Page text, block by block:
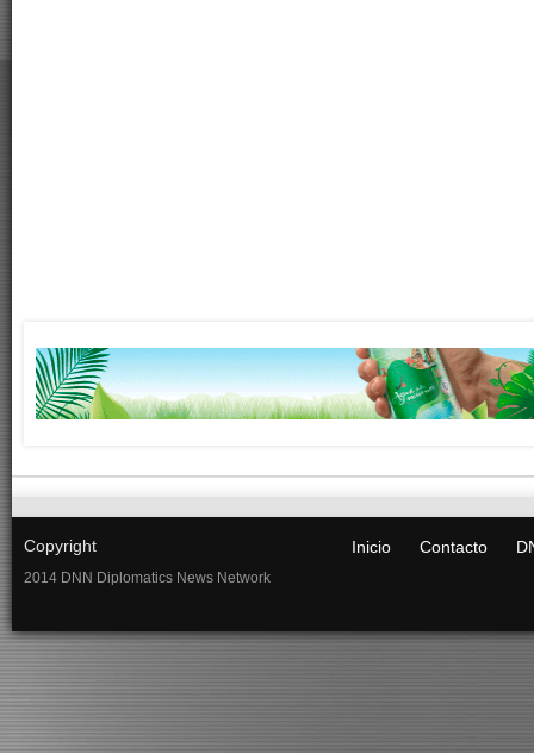
Copyright
2014 DNN Diplomatics News Network
Inicio Contacto